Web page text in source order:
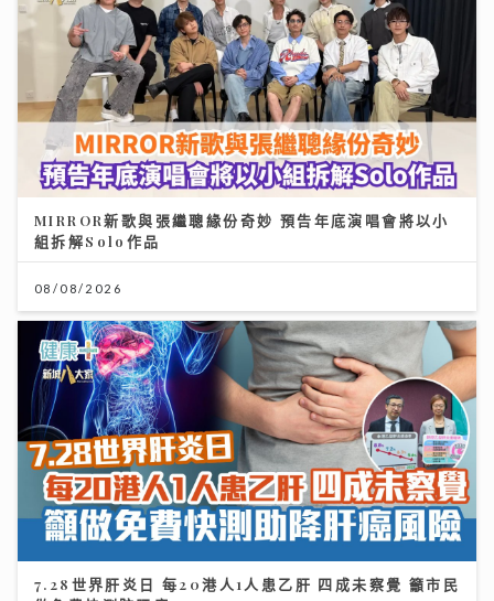
MIRROR新歌與張繼聰緣份奇妙 預告年底演唱會將以小
組拆解Solo作品
08/08/2026
7.28世界肝炎日 每20港人1人患乙肝 四成未察覺 籲市民
做免費快測防肝癌
28/07/2026